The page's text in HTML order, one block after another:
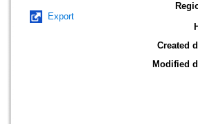
Export
Created
Modified